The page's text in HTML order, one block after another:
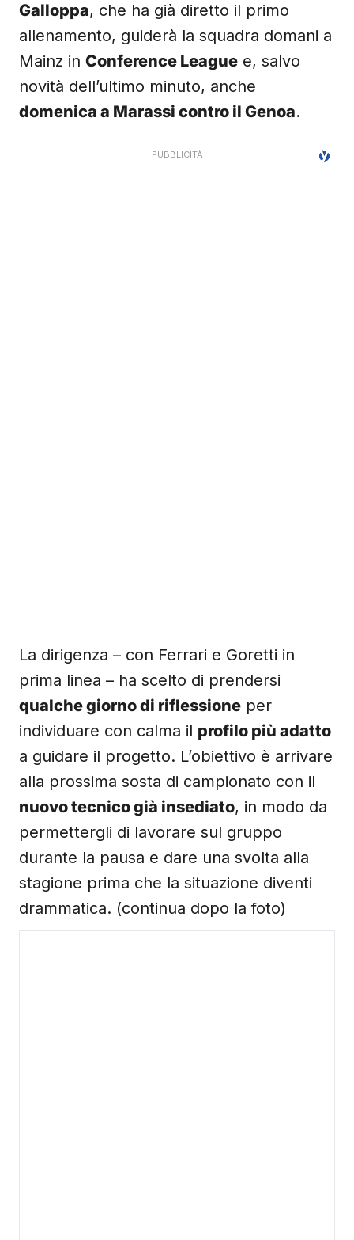
Galloppa, che ha già diretto il primo
allenamento, guiderà la squadra domani a
Mainz in Conference League e, salvo
novità dell’ultimo minuto, anche
domenica a Marassi contro il Genoa.
La dirigenza – con Ferrari e Goretti in
prima linea – ha scelto di prendersi
qualche giorno di riflessione per
individuare con calma il profilo più adatto
a guidare il progetto. L’obiettivo è arrivare
alla prossima sosta di campionato con il
nuovo tecnico già insediato, in modo da
permettergli di lavorare sul gruppo
durante la pausa e dare una svolta alla
stagione prima che la situazione diventi
drammatica. (continua dopo la foto)